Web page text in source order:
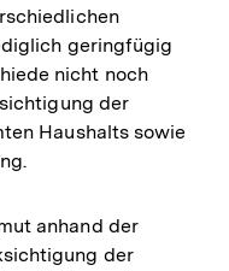
geringfügig
nicht noch
der
Haushalts sowie
anhand der
der